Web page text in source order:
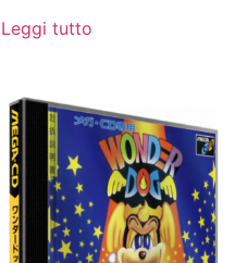
Leggi tutto